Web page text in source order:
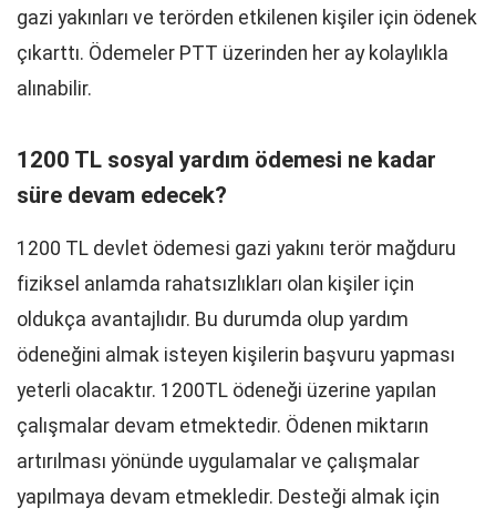
gazi yakınları ve terörden etkilenen kişiler için ödenek
çıkarttı. Ödemeler PTT üzerinden her ay kolaylıkla
alınabilir.
1200 TL sosyal yardım ödemesi ne kadar
süre devam edecek?
1200 TL devlet ödemesi gazi yakını terör mağduru
fiziksel anlamda rahatsızlıkları olan kişiler için
oldukça avantajlıdır. Bu durumda olup yardım
ödeneğini almak isteyen kişilerin başvuru yapması
yeterli olacaktır. 1200TL ödeneği üzerine yapılan
çalışmalar devam etmektedir. Ödenen miktarın
artırılması yönünde uygulamalar ve çalışmalar
yapılmaya devam etmekledir. Desteği almak için